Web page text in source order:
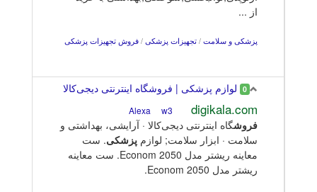
از ...
پزشکی و سلامت / تجهیزات پزشکی / فروش تجهیزات پزشکی
0 لوازم پزشکی | فروشگاه اینترنتی دیجی‌کالا
digikala.com
w3
فروشگاه اینترنتی دیجی‌کالا · آرایشی، بهداشتی و
سلامت · ابزار سلامت; لوازم پزشکی. ست
معاینه ریشتر مدل Econom 2050. ست معاینه
ریشتر مدل Econom 2050.